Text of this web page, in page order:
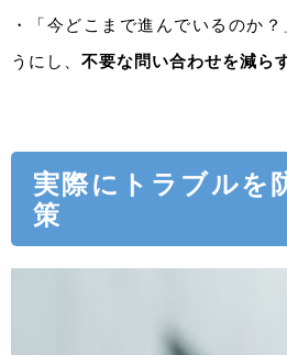
・「今どこまで進んでいるのか
うにし、 不要な問い合わせを減ら
実際にトラブルを
策